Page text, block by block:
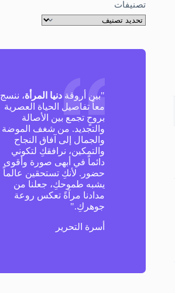
تصنيفات
"بين أروقةدنيا المرأة، ننسج
معاً تفاصيل الحياة العصرية
بروحٍ تجمع بين الأصالة
والتجديد. من شغف الموضة
والجمال إلى آفاق النجاح
والتمكين، نرافقكِ لتكوني
دائماً في أبهى صورة وأقوى
حضور. لأنكِ تستحقين عالماً
يشبه طموحكِ، جعلنا من
مدادنا مرآةً تعكس روعة
جوهركِ."
أسرة التحرير